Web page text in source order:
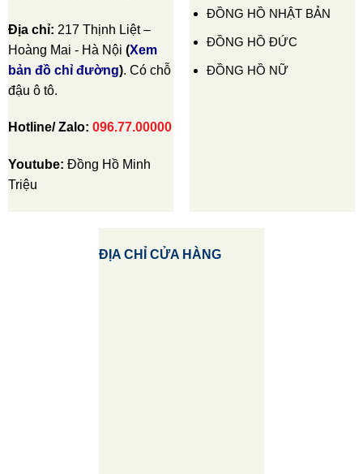
Địa chỉ: 217 Thịnh Liệt –
Hoàng Mai - Hà Nội (Xem
bản đồ chỉ đường). Có chỗ
đậu ô tô.
Hotline/ Zalo: 096.77.00000
Youtube: Đồng Hồ Minh
Triệu
ĐỒNG HỒ NHẬT BẢN
ĐỒNG HỒ ĐỨC
ĐỒNG HỒ NỮ
ĐỊA CHỈ CỬA HÀNG